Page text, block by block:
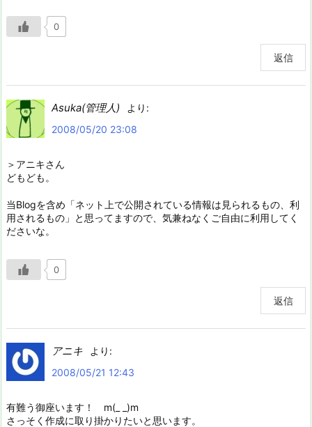
0
返信
Asuka(管理人)
より:
2008/05/20 23:08
＞アニキさん
どもども。
当Blogを含め「ネット上で公開されている情報は見られるもの、利
用されるもの」と思ってますので、気兼ねなくご自由に利用してく
ださいな。
0
返信
アニキ
より:
2008/05/21 12:43
有難う御座います！ m(_ _)m
さっそく作成に取り掛かりたいと思います。